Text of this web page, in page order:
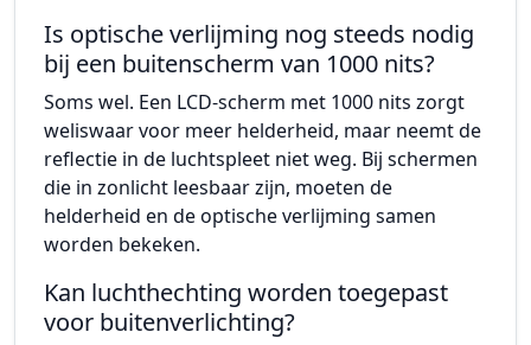
Is optische verlijming nog steeds nodig
bij een buitenscherm van 1000 nits?
Soms wel. Een LCD-scherm met 1000 nits zorgt
weliswaar voor meer helderheid, maar neemt de
reflectie in de luchtspleet niet weg. Bij schermen
die in zonlicht leesbaar zijn, moeten de
helderheid en de optische verlijming samen
worden bekeken.
Kan luchthechting worden toegepast
voor buitenverlichting?